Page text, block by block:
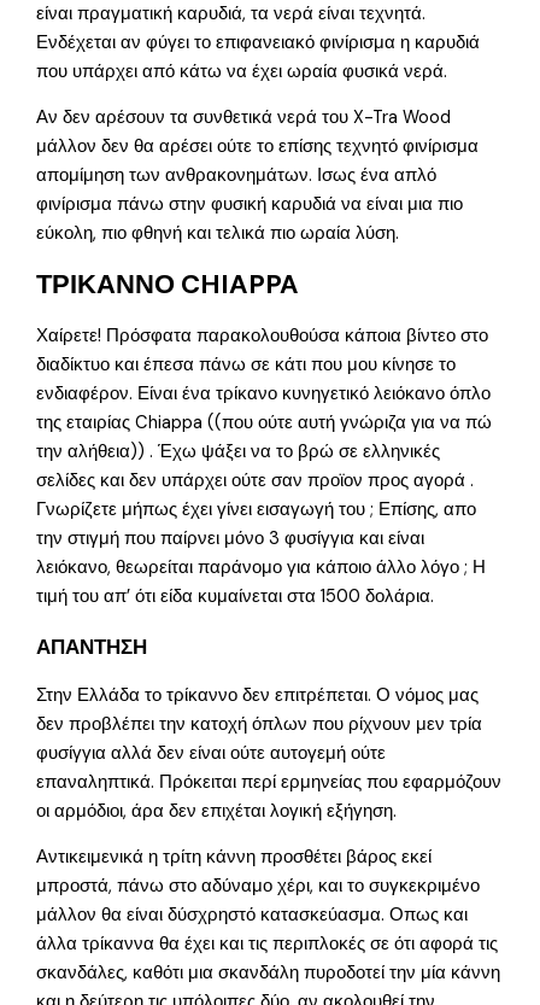
είναι πραγματική καρυδιά, τα νερά είναι τεχνητά.
Ενδέχεται αν φύγει το επιφανειακό φινίρισμα η καρυδιά
που υπάρχει από κάτω να έχει ωραία φυσικά νερά.
Αν δεν αρέσουν τα συνθετικά νερά του X-Tra Wood
μάλλον δεν θα αρέσει ούτε το επίσης τεχνητό φινίρισμα
απομίμηση των ανθρακονημάτων. Ισως ένα απλό
φινίρισμα πάνω στην φυσική καρυδιά να είναι μια πιο
εύκολη, πιο φθηνή και τελικά πιο ωραία λύση.
ΤΡΙΚΑΝΝΟ CHIAPPA
Χαίρετε! Πρόσφατα παρακολουθούσα κάποια βίντεο στο
διαδίκτυο και έπεσα πάνω σε κάτι που μου κίνησε το
ενδιαφέρον. Είναι ένα τρίκανο κυνηγετικό λειόκανο όπλο
της εταιρίας Chiappa ((που ούτε αυτή γνώριζα για να πώ
την αλήθεια)) . Έχω ψάξει να το βρώ σε ελληνικές
σελίδες και δεν υπάρχει ούτε σαν προϊον προς αγορά .
Γνωρίζετε μήπως έχει γίνει εισαγωγή του ; Επίσης, απο
την στιγμή που παίρνει μόνο 3 φυσίγγια και είναι
λειόκανο, θεωρείται παράνομο για κάποιο άλλο λόγο ; Η
τιμή του απ’ ότι είδα κυμαίνεται στα 1500 δολάρια.
ΑΠΑΝΤΗΣΗ
Στην Ελλάδα το τρίκαννο δεν επιτρέπεται. Ο νόμος μας
δεν προβλέπει την κατοχή όπλων που ρίχνουν μεν τρία
φυσίγγια αλλά δεν είναι ούτε αυτογεμή ούτε
επαναληπτικά. Πρόκειται περί ερμηνείας που εφαρμόζουν
οι αρμόδιοι, άρα δεν επιχέται λογική εξήγηση.
Αντικειμενικά η τρίτη κάννη προσθέτει βάρος εκεί
μπροστά, πάνω στο αδύναμο χέρι, και το συγκεκριμένο
μάλλον θα είναι δύσχρηστό κατασκεύασμα. Οπως και
άλλα τρίκαννα θα έχει και τις περιπλοκές σε ότι αφορά τις
σκανδάλες, καθότι μια σκανδάλη πυροδοτεί την μία κάννη